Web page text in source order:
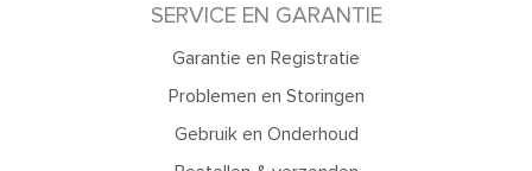
SERVICE EN GARANTIE
Garantie en Registratie
Problemen en Storingen
Gebruik en Onderhoud